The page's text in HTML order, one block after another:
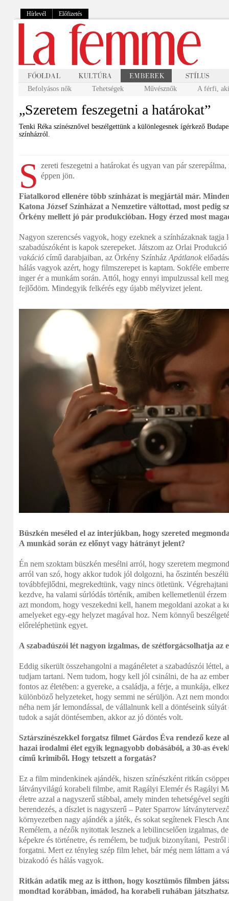
Hírlevél Előfizetés
Befolyásos nők Tehetségek Művésznők A férfi,
„Szeretem feszegetni a határokat”
Tenki Réka színésznővel beszélgettünk a különlegesnek ígérkező
színházról.
S zereti feszegetni a határokat és ugyan van pár
éppen jön.
Fiatalkorod ellenére több színházat is megjártál már.
Katona József Színházat a Nemzetire váltottad, most pedig
Örkény mellett jó pár produkcióban. Hogy érzed most
Nagyon szerencsés vagyok, hogy ezeknek a színházaknak tagja
szabadúszóként is kapok szerepeket. Játszom az Orlai Produkció
vakáció című darabjaiban, az Örkény Színház Apátlanok
hálás vagyok azért, hogy filmszerepet is kaptam. Sokféle
inger ér a munkám során. Attól, hogy ennyi impulzussal kell
fejlődöm. Mindegyik felkérés egy újabb mélyvizet jelent.
Büszkén meséled el az interjúkban, hogy szereted
A munkád során ez előnyt vagy hátrányt jelent?
Én nem szoktam büszkén mesélni arról, hogy szeretem
arról van szó, hogy akkor tudok jól dolgozni, ha őszintén
továbbfejlődni, megrekedtünk, vagy nincs ötletünk.
kezdve, ha valami súrlódás történik, amiben kellemetlenül
azt mondom, hogy veszekedni kell, hanem megoldani azokat a
amelyeket egy-egy helyzet magával hoz. Nem könnyű
előreléphetünk egyet.
A szabadúszói lét nagyon izgalmas, de szétforgácsolhatja az
Eddig sikerült összehangolni a magánéletet a szabadúszói léttel,
tudjam tartani. Nem tudom, hogy kell jól csinálni, de ha az
fontos az életében: a gyereke, a családja, a férje, a munkája,
különböző helyzeteket, hogy semmi ne sérüljön. Azt nem
néha nem jár lemondással, de vállalnunk kell a döntéseink
tudok a saját döntésemben, akkor az jó döntés volt.
Sztárszínészekkel forgatsz filmet Gárdos Éva rendező keze
hazai irodalmi élet egyik legnagyobb dobásából, a 30-as
című krimiből. Hogy tetszett a forgatás?
Ez a film mindenkinek ajándék, hiszen színészként ritkán
látványvilágú korabeli filmbe, amit Ragályi Elemér és Ragályi
életre azzal a nagyszerű stábbal, amely minden tehetségével
berendezés, a díszlet is nagyszerű – Pater Sparrow
környezetben nagy ajándék a játék, és sokat segítenek Flesch
Remélem, a nézők nyitottak lesznek a lebilincselően izgalmas,
képekre és történetre, és remélem, be tudjuk bizonyítani,
forgatni. Mert ez tényleg szép film lehet, bár még nem láttam a
bizakodó és hálás vagyok.
Ritkán adatik meg az is itthon, hogy kosztümös filmben
mondtad korábban, imádod, ha korabeli ruhában